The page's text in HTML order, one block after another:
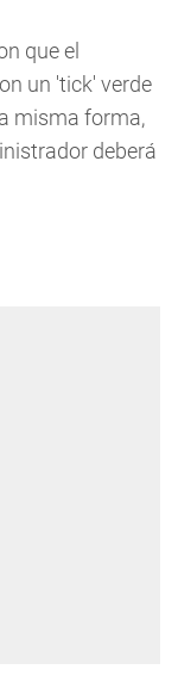
que el
un 'tick' verde
misma forma,
deberá